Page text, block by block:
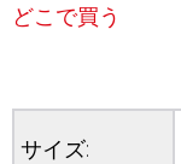
どこで買う
サイズ: